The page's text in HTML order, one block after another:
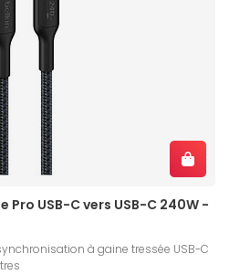
Pro USB-C vers USB-C 240W -
à gaine tressée USB-C